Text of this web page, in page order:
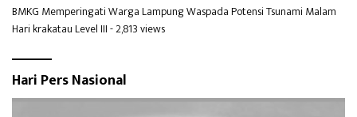
BMKG Memperingati Warga Lampung Waspada Potensi Tsunami Malam
Hari krakatau Level III- 2,813 views
Hari Pers Nasional